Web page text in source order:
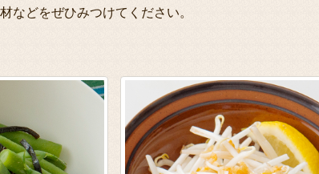
などをぜひみつけてください。